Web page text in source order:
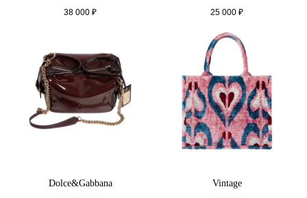
38 000 ₽ 25 000 ₽
Dolce&Gabbana Vintage